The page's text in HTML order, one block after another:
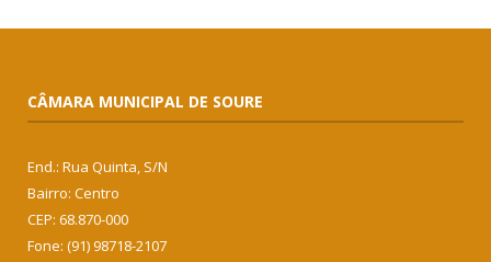
CÂMARA MUNICIPAL DE SOURE
End.: Rua Quinta, S/N
Bairro: Centro
CEP: 68.870-000
Fone: (91) 98718-2107